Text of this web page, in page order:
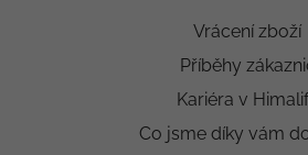
Vrácení zboží
Příběhy
Kariéra v
Co jsme díky vám